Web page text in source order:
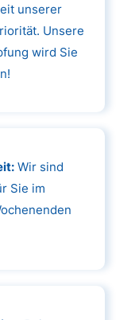
unserer
Unsere
wird Sie
Wir sind
Sie im